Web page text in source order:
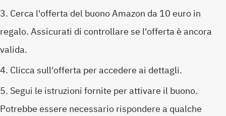
Cerca l'offerta del buono Amazon da 10 euro in
regalo. Assicurati di controllare se l'offerta è ancora
valida.
Clicca sull'offerta per accedere ai dettagli.
Segui le istruzioni fornite per attivare il buono.
Potrebbe essere necessario rispondere a qualche